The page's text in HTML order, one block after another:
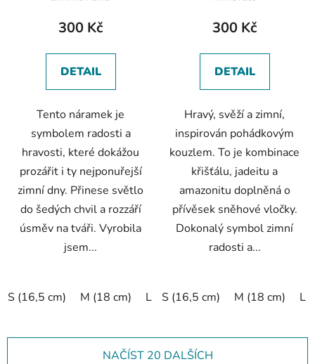
300 Kč
DETAIL
Tento náramek je
symbolem radosti a
hravosti, které dokážou
prozářit i ty nejponuřejší
zimní dny. Přinese světlo
do šedých chvil a rozzáří
úsměv na tváři. Vyrobila
jsem...
S (16,5 cm) M (18 cm) L (19,5 cm) XL (20,5 cm)
300 Kč
DETAIL
Hravý, svěží a zimní,
inspirován pohádkovým
kouzlem. To je kombinace
křišťálu, jadeitu a
amazonitu doplněná o
přívěsek sněhové vločky.
Dokonalý symbol zimní
radosti a...
S (16,5 cm) M (18 cm) L
NAČÍST 20 DALŠÍCH